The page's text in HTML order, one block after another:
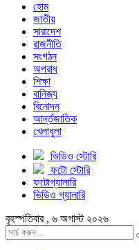
হোম
জাতীয়
সারাদেশ
রাজনীতি
সংগঠন
অপরাধ
শিক্ষা
বানিজ্য
বিনোদন
আর্ন্তজাতিক
খেলাধুলা
ভিডিও স্টোরি
ফটো স্টোরি
ফটোগ্যালারি
ভিডিও গ্যালারি
বৃহস্পতিবার , ৬ অগাস্ট ২০২৬